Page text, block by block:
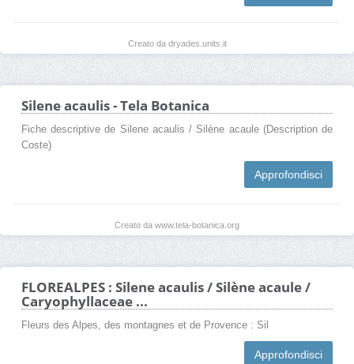
Creato da dryades.units.it
Silene acaulis - Tela Botanica
Fiche descriptive de Silene acaulis / Silène acaule (Description de
Coste)
Approfondisci
Creato da www.tela-botanica.org
FLOREALPES : Silene acaulis / Silène acaule /
Caryophyllaceae ...
Fleurs des Alpes, des montagnes et de Provence : Sil
Approfondisci